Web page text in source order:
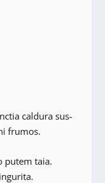
caldura sus-
frumos.
putem taia.